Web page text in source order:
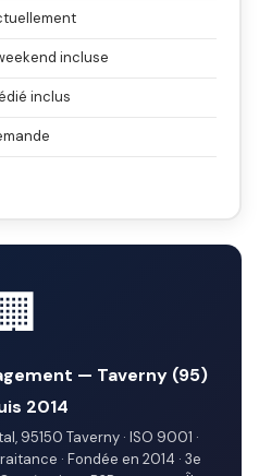
incluse
inclus
— Taverny (95)
2014
95150 Taverny · ISO 9001 ·
· Fondée en 2014 · 3e